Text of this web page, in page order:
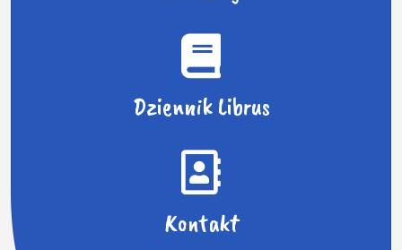
Dziennik Librus
Kontakt